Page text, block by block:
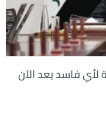
لأي فاسد بعد الآن